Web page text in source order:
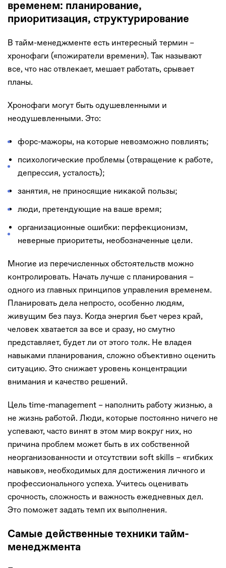
временем: планирование,
приоритизация, структурирование
В тайм-менеджменте есть интересный термин –
хронофаги («пожиратели времени»). Так называют
все, что нас отвлекает, мешает работать, срывает
планы.
Хронофаги могут быть одушевленными и
неодушевленными. Это:
форс-мажоры, на которые невозможно повлиять;
психологические проблемы (отвращение к работе,
депрессия, усталость);
занятия, не приносящие никакой пользы;
люди, претендующие на ваше время;
организационные ошибки: перфекционизм,
неверные приоритеты, необозначенные цели.
Многие из перечисленных обстоятельств можно
контролировать. Начать лучше с планирования –
одного из главных принципов управления временем.
Планировать дела непросто, особенно людям,
живущим без пауз. Когда энергия бьет через край,
человек хватается за все и сразу, но смутно
представляет, будет ли от этого толк. Не владея
навыками планирования, сложно объективно оценить
ситуацию. Это снижает уровень концентрации
внимания и качество решений.
Цель time-management – наполнить работу жизнью, а
не жизнь работой. Люди, которые постоянно ничего не
успевают, часто винят в этом мир вокруг них, но
причина проблем может быть в их собственной
неорганизованности и отсутствии soft skills – «гибких
навыков», необходимых для достижения личного и
профессионального успеха. Учитесь оценивать
срочность, сложность и важность ежедневных дел.
Это поможет задать темп их выполнения.
Самые действенные техники тайм-
менеджмента